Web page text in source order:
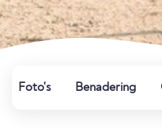
Foto's Benadering